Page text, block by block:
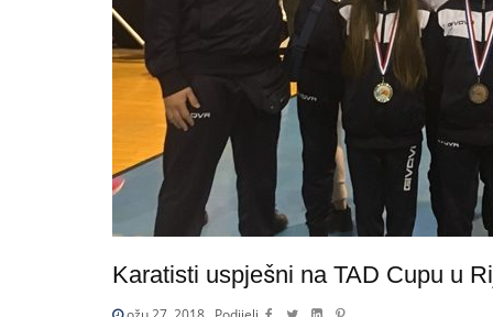
Karatisti uspješni na TAD Cupu u